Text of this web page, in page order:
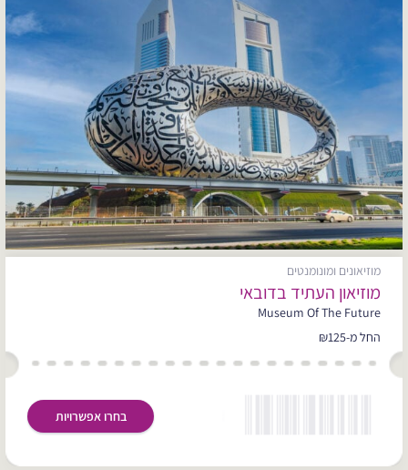
מוזיאונים ומונומנטים
מוזיאון העתיד בדובאי
Museum Of The Future
החל מ-₪125
בחרו אפשרויות